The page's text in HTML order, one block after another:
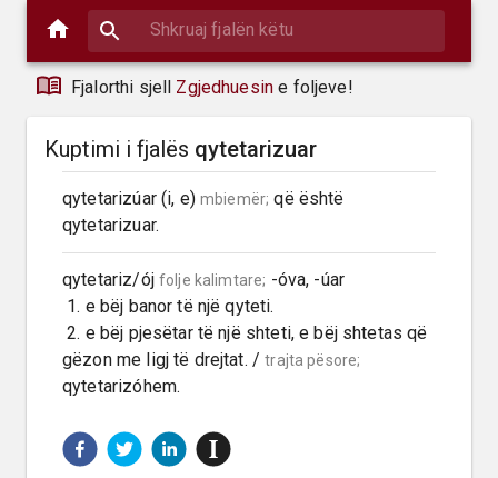
Fjalorthi sjell Zgjedhuesin e foljeve!
Kuptimi i fjalës qytetarizuar
qytetarizúar (i, e) mbiemër; që është
qytetarizuar.
qytetariz/ój folje kalimtare; -óva, -úar
2. e bëj pjesëtar të një shteti, e bëj shtetas që
gëzon me ligj të drejtat. / trajta pësore;
qytetarizóhem.